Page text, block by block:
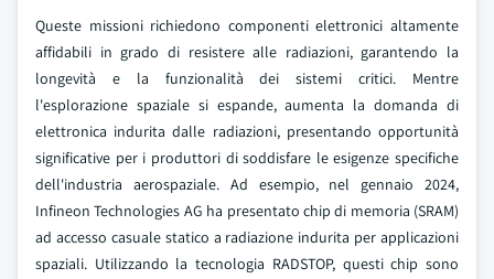
Queste missioni richiedono componenti elettronici altamente
affidabili in grado di resistere alle radiazioni, garantendo la
longevità e la funzionalità dei sistemi critici. Mentre
l'esplorazione spaziale si espande, aumenta la domanda di
elettronica indurita dalle radiazioni, presentando opportunità
significative per i produttori di soddisfare le esigenze specifiche
dell'industria aerospaziale. Ad esempio, nel gennaio 2024,
Infineon Technologies AG ha presentato chip di memoria (SRAM)
ad accesso casuale statico a radiazione indurita per applicazioni
spaziali. Utilizzando la tecnologia RADSTOP, questi chip sono